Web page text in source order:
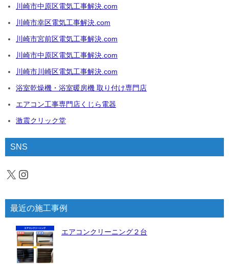
川崎市中原区電気工事解決.com
川崎市幸区電気工事解決.com
川崎市宮前区電気工事解決.com
川崎市中原区電気工事解決.com
川崎市川崎区電気工事解決.com
浴室乾燥機・浴室暖房機 取り付け専門店
エアコン工事専門店くじら電器
激震クリック堂
SNS
X Instagram
最近の施工事例
エアコンクリーニング２台